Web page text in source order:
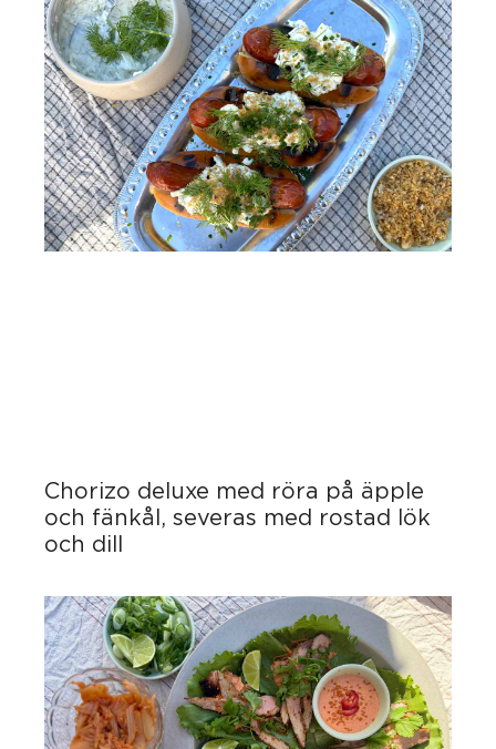
Chorizo deluxe med röra på äpple
och fänkål, severas med rostad lök
och dill